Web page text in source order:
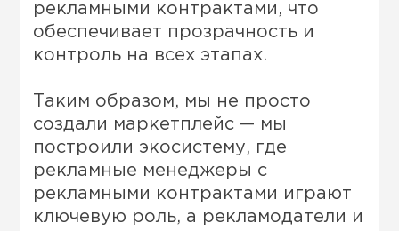
рекламными контрактами, что
обеспечивает прозрачность и
контроль на всех этапах.
Таким образом, мы не просто
создали маркетплейс — мы
построили экосистему, где
рекламные менеджеры с
рекламными контрактами играют
ключевую роль, а рекламодатели и